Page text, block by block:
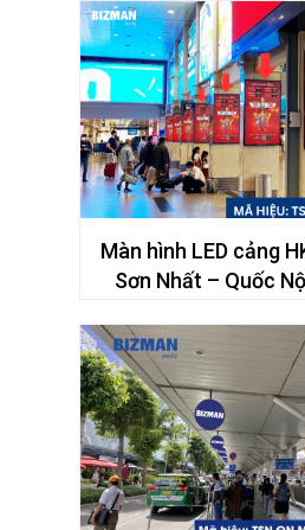
Màn hình LED cảng
Sơn Nhất – Quốc